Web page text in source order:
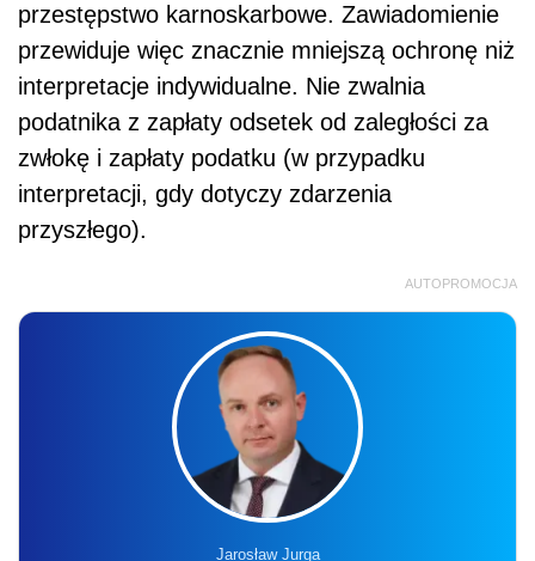
przestępstwo karnoskarbowe. Zawiadomienie
przewiduje więc znacznie mniejszą ochronę niż
interpretacje indywidualne. Nie zwalnia
podatnika z zapłaty odsetek od zaległości za
zwłokę i zapłaty podatku (w przypadku
interpretacji, gdy dotyczy zdarzenia
przyszłego).
AUTOPROMOCJA
Jarosław Jurga